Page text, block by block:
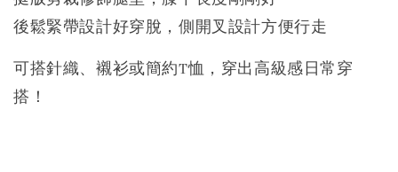
後鬆緊帶設計好穿脫，側開叉設計方便行走
可搭針織、襯衫或簡約T恤，穿出高級感日常穿
搭！